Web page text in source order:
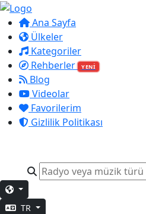
Ana Sayfa
Ülkeler
Kategoriler
Rehberler
YENİ
Blog
Videolar
Favorilerim
Gizlilik Politikası
TR